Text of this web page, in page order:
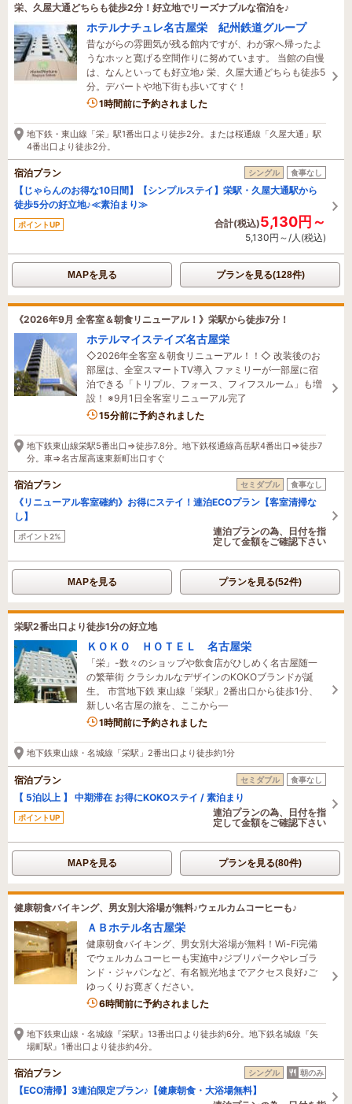
栄、久屋大通どちらも徒歩2分！好立地でリーズナブルな宿泊を♪
ホテルナチュレ名古屋栄 紀州鉄道グループ
昔ながらの雰囲気が残る館内ですが、わが家へ帰ったよ
うなホッと寛げる空間作りに努めています。 当館の自慢
は、なんといっても好立地♪ 栄、久屋大通どちらも徒歩5
分。デパートや地下街も歩いてすぐ！
3名がこの宿を見ています
1時間前に予約されました
地下鉄・東山線「栄」駅1番出口より徒歩2分。または桜通線「久屋大通」駅
4番出口より徒歩2分。
宿泊プラン シングル 食事なし
【じゃらんのお得な10日間】【シンプルステイ】栄駅・久屋大通駅から
徒歩5分の好立地♪≪素泊まり≫
ポイントUP 合計(税込)5,130円～
5,130円～/人(税込)
MAPを見る プランを見る(128件)
《2026年9月 全客室＆朝食リニューアル！》栄駅から徒歩7分！
ホテルマイステイズ名古屋栄
◇2026年全客室＆朝食リニューアル！！◇ 改装後のお
部屋は、全室スマートTV導入 ファミリーが一部屋に宿
泊できる「トリプル、フォース、フィフスルーム」も増
設！ ※9月1日全客室リニューアル完了
8名がこの宿を見ています
15分前に予約されました
地下鉄東山線栄駅5番出口⇒徒歩7.8分。地下鉄桜通線高岳駅4番出口⇒徒歩7
分。車⇒名古屋高速東新町出口すぐ
宿泊プラン セミダブル 食事なし
《リニューアル客室確約》お得にステイ！連泊ECOプラン【客室清掃な
し】
ポイント2%
連泊プランの為、日付を指
定して金額をご確認下さい
MAPを見る プランを見る(52件)
栄駅2番出口より徒歩1分の好立地
ＫＯＫＯ ＨＯＴＥＬ 名古屋栄
「栄」-数々のショップや飲食店がひしめく名古屋随一
の繁華街 クラシカルなデザインのKOKOブランドが誕
生。 市営地下鉄 東山線「栄駅」2番出口から徒歩1分、
新しい名古屋の旅を、ここから―
1時間前に予約されました
地下鉄東山線・名城線「栄駅」2番出口より徒歩約1分
宿泊プラン セミダブル 食事なし
【 5泊以上 】 中期滞在 お得にKOKOステイ / 素泊まり
ポイントUP
連泊プランの為、日付を指
定して金額をご確認下さい
MAPを見る プランを見る(80件)
健康朝食バイキング、男女別大浴場が無料♪ウェルカムコーヒーも♪
ＡＢホテル名古屋栄
健康朝食バイキング、男女別大浴場が無料！Wi-Fi完備
でウェルカムコーヒーも実施中♪ジブリパークやレゴラ
ンド・ジャパンなど、有名観光地までアクセス良好♪ご
ゆっくりお寛ぎください。
1名がこの宿を見ています
6時間前に予約されました
地下鉄東山線・名城線『栄駅』13番出口より徒歩約6分。地下鉄名城線『矢
場町駅』1番出口より徒歩約4分。
宿泊プラン シングル 朝のみ
【ECO清掃】3連泊限定プラン♪【健康朝食・大浴場無料】